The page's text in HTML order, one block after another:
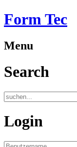
Form Tec
Menu
Search
Login